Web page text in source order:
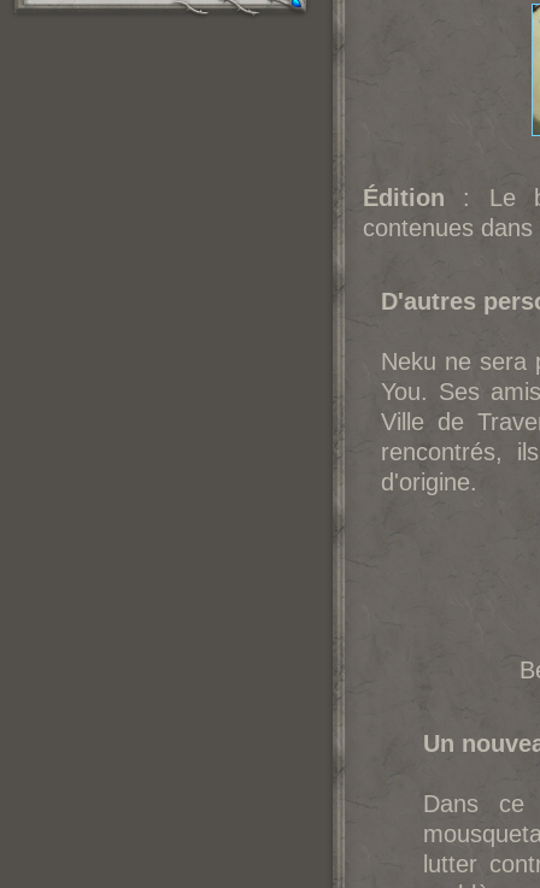
Édition : Le
contenues
D'autres
Neku ne sera
You. Ses
Ville de
rencontrés,
d'origine.
Un
Dans ce
lutter